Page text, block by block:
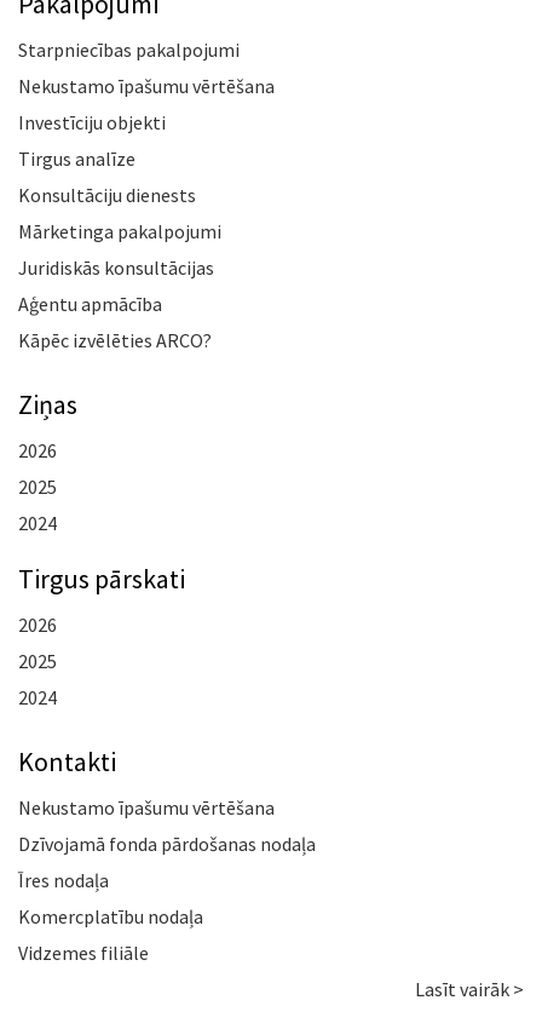
Starpniecības pakalpojumi
Nekustamo īpašumu vērtēšana
Investīciju objekti
Tirgus analīze
Konsultāciju dienests
Mārketinga pakalpojumi
Juridiskās konsultācijas
Aģentu apmācība
Kāpēc izvēlēties ARCO?
Ziņas
2026
2025
2024
Tirgus pārskati
2026
2025
2024
Kontakti
Nekustamo īpašumu vērtēšana
Dzīvojamā fonda pārdošanas nodaļa
Īres nodaļa
Komercplatību nodaļa
Vidzemes filiāle
Lasīt vairāk >